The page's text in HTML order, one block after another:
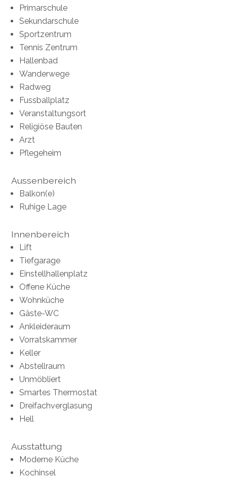
Primarschule
Sekundarschule
Sportzentrum
Tennis Zentrum
Hallenbad
Wanderwege
Radweg
Fussballplatz
Veranstaltungsort
Religiöse Bauten
Arzt
Pflegeheim
Aussenbereich
Balkon(e)
Ruhige Lage
Innenbereich
Lift
Tiefgarage
Einstellhallenplatz
Offene Küche
Wohnküche
Gäste-WC
Ankleideraum
Vorratskammer
Keller
Abstellraum
Unmöbliert
Smartes Thermostat
Dreifachverglasung
Hell
Ausstattung
Moderne Küche
Kochinsel